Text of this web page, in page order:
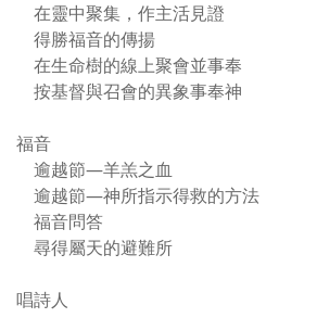
在靈中聚集，作主活見證
得勝福音的傳揚
在生命樹的線上聚會並事奉
按基督與召會的異象事奉神
福音
逾越節—羊羔之血
逾越節—神所指示得救的方法
福音問答
尋得屬天的避難所
唱詩人